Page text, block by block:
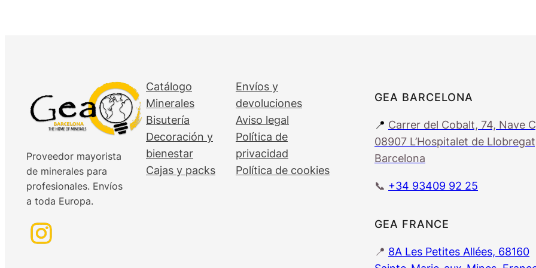
Proveedor mayorista
de minerales para
profesionales. Envíos
a toda Europa.
Catálogo
Minerales
Bisutería
Decoración y
bienestar
Cajas y packs
Envíos y
devoluciones
Aviso legal
Política de
privacidad
Política de cookies
GEA BARCELONA
📍 Carrer del Cobalt, 74, Nave
08907 L’Hospitalet de
Barcelona
📞 +34 93409 92 25
GEA FRANCE
📍 8A Les Petites Allées, 68160